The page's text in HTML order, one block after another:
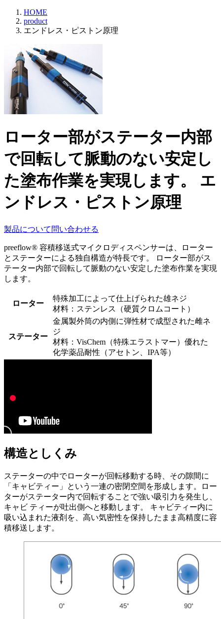
HOME
product
エンドレス・ピストン原理
ローター部がステーター内部
で回転して脈動のない安定し
た塗布作業を実現します。
エ
ンドレス・ピストン原理
製品について問い合わせる
preeflow® 容積移送式マイクロディスペンサーは、ローター
とステーターによる独自構造が特長です。 ローター部がス
テーター内部で回転して脈動のない安定した塗布作業を実現
します。
ローター
特殊加工によって仕上げられた雄ネジ
材料：ステンレス（硬質クロムコート）
ステーター
金属製外筒の内側に弾性材で成型された雌ネ
ジ
材料：VisChem（特殊エラストマー）優れた
化学薬品耐性（アセトン、IPA等）
構造としくみ
ステーターの中でローターが回転移動する時、その隙間に
「キャビティー」という一連の密閉空間を形成します。ロー
ターがステーター内で回転することで強い吸引力を発生し、
キャビ ティーが吐出側へと移動します。 キャビティー内に
吸い込まれた液剤を、高い気密性を保持したまま高精度に容
積移送します。